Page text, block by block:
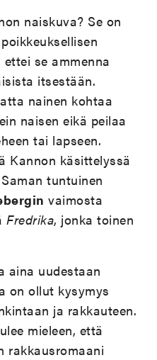
naiskuva? Se on
se ammenna
itsestään.
nainen kohtaa
naisen eikä peilaa
tai lapseen.
Kannon käsittelyssä
tuntuinen
vaimosta
Fredrika, jonka toinen
aina uudestaan
on ollut kysymys
ja rakkauteen.
mieleen, että
rakkausromaani